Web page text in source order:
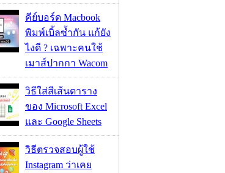
คีย์บอร์ด Macbook
พิมพ์เบิ้ลซ้ำกัน แก้ยัง
ไงดี ? เฉพาะคนใช้
เมาส์ปากกา Wacom
วิธีใส่สีเส้นตาราง
ของ Microsoft Excel
และ Google Sheets
วิธีตรวจสอบผู้ใช้
Instagram ว่าเคย